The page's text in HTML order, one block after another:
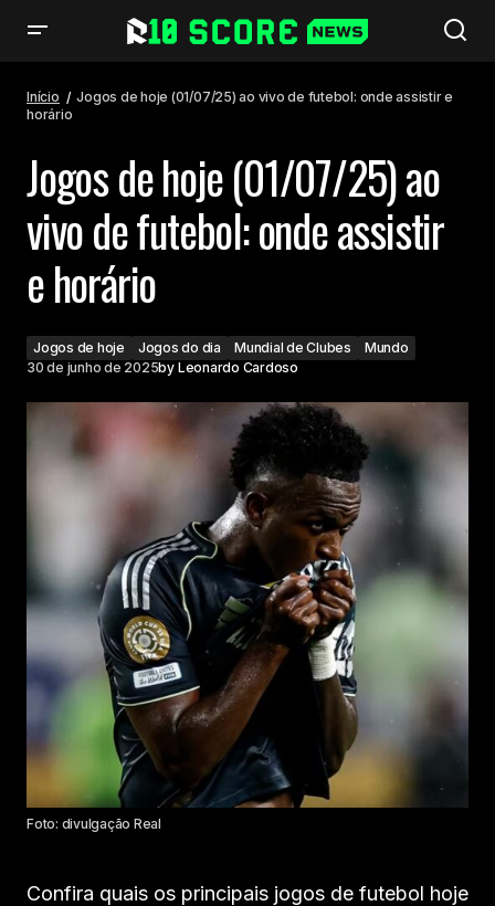
Início
Jogos de hoje (01/07/25) ao vivo de futebol: onde assistir e
horário
Jogos de hoje (01/07/25) ao
vivo de futebol: onde assistir
e horário
Jogos de hoje Jogos do dia Mundial de Clubes
Mundo
30 de junho de 2025by Leonardo Cardoso
Foto: divulgação Real
Confira quais os principais jogos de futebol hoje